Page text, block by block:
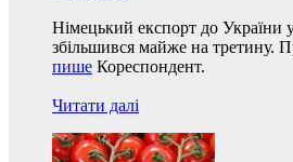
Німецький експорт до України
збільшився майже на третину.
пише Кореспондент.
Читати далі